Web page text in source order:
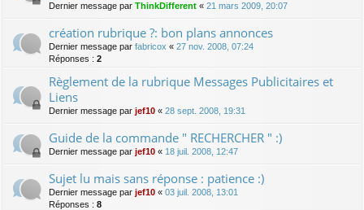
Dernier message par ThinkDifferent « 21 mars 2009, 20:07
création rubrique ?: bon plans annonces
Dernier message par fabricox « 27 nov. 2008, 07:24
Réponses : 2
Règlement de la rubrique Messages Publicitaires et
Liens
Dernier message par jef10 « 28 sept. 2008, 19:31
Guide de la commande " RECHERCHER " :)
Dernier message par jef10 « 18 juil. 2008, 12:47
Sujet lu mais sans réponse : patience :)
Dernier message par jef10 « 03 juil. 2008, 13:01
Réponses : 8